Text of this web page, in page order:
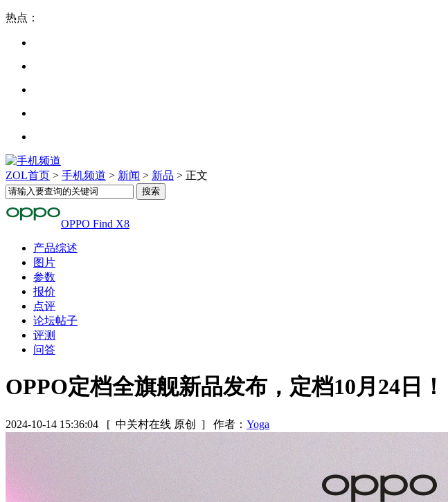
热点：
ZOL首页 > 手机频道 > 新闻 > 新品 > 正文
OPPO Find X8
产品综述
图片
参数
报价
点评
论坛帖子
评测
问答
OPPO定档全旗舰新品发布，定档10月24日！
2024-10-14 15:36:04 [ 中关村在线 原创 ] 作者： Yoga